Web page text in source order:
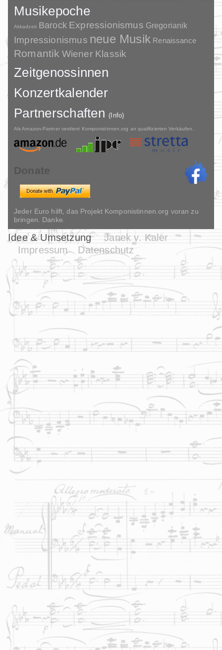
Musikepoche
Akkadzeit Barock Expressionismus Gregorianik
Impressionismus neue Musik Renaissance
Romantik Wiener Klassik
Zeitgenossinnen
Konzertkalender
Partnerschaften(Info)
Als Amazon-Partner verdient Komponistinnen.org an qualifizierten Verkäufen.
Donate
Jeder Euro hilft, das Projekt Komponistinnen.org voran zu
bringen. Danke.
Idee & Umsetzung
Janek v. Kaler
Impressum
Datenschutz